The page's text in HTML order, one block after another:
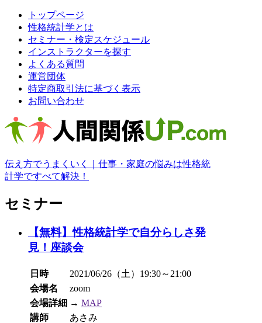
トップページ
性格統計学とは
セミナー・検定スケジュール
インストラクターを探す
よくある質問
運営団体
特定商取引法に基づく表示
お問い合わせ
伝え方でうまくいく｜仕事・家庭の悩みは性格統
計学ですべて解決！
セミナー
【無料】性格統計学で自分らしさ発
見！座談会
日時
2021/06/26（土）19:30～21:00
会場名
zoom
会場詳細 → MAP
講師
あさみ